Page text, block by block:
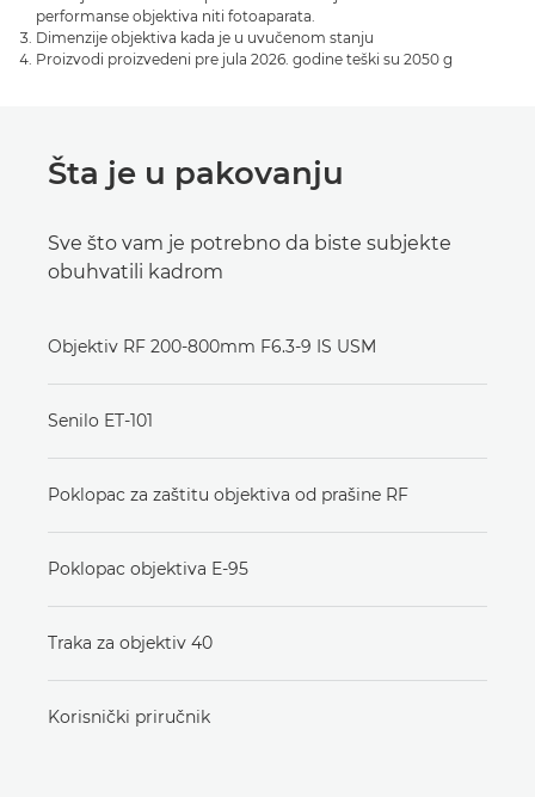
performanse objektiva niti fotoaparata.
Dimenzije objektiva kada je u uvučenom stanju
Proizvodi proizvedeni pre jula 2026. godine teški su 2050 g
Šta je u pakovanju
Sve što vam je potrebno da biste subjekte
obuhvatili kadrom
Objektiv RF 200-800mm F6.3-9 IS USM
Senilo ET-101
Poklopac za zaštitu objektiva od prašine RF
Poklopac objektiva E-95
Traka za objektiv 40
Korisnički priručnik